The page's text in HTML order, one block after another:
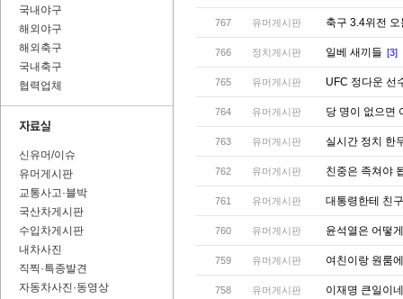
국내야구
해외야구
해외축구
국내축구
협력업체
신유머/이슈
유머게시판
교통사고·블박
국산차게시판
수입차게시판
내차사진
직찍·특종발견
자동차사진·동영상
767 유머게시판 축구 3.4위전
766 정치게시판 일베 새끼들 [3]
765 유머게시판 UFC 정다운 선
764 유머게시판 당 명이 없으면
763 유머게시판 실시간 정치 한
762 유머게시판 친중은 족쳐야
761 유머게시판 대통령한테 친
760 유머게시판 윤석열은 어떻
759 유머게시판 여친이랑 원룸
758 유머게시판 이재명 큰일이네